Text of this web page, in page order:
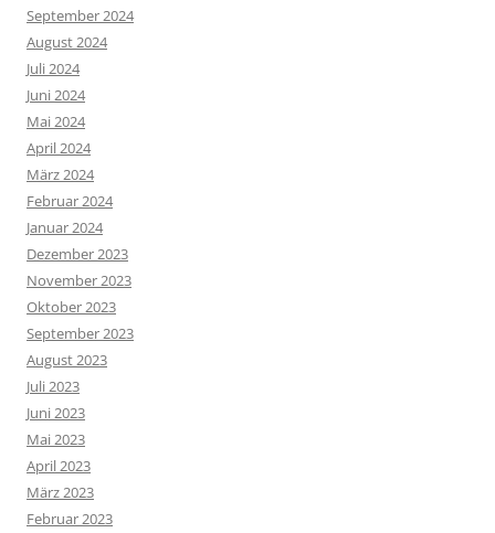
September 2024
August 2024
Juli 2024
Juni 2024
Mai 2024
April 2024
März 2024
Februar 2024
Januar 2024
Dezember 2023
November 2023
Oktober 2023
September 2023
August 2023
Juli 2023
Juni 2023
Mai 2023
April 2023
März 2023
Februar 2023